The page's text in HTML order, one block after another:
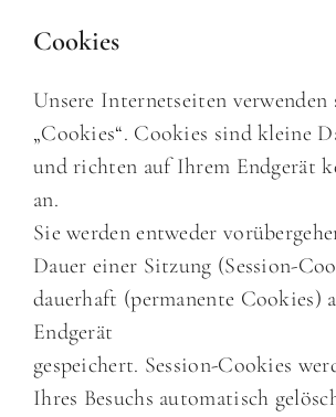
Cookies
Unsere Internetseiten verwenden
„Cookies“. Cookies sind kleine
und richten auf Ihrem Endgerät
an.
Sie werden entweder
Dauer einer Sitzung (Session-
dauerhaft (permanente Cookies)
Endgerät
gespeichert. Session-Cookies
Ihres Besuchs automatisch